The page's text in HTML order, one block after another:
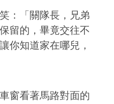
：「關隊長，兄弟
留的，畢竟交往不
你知道家在哪兒，
窗看著馬路對面的